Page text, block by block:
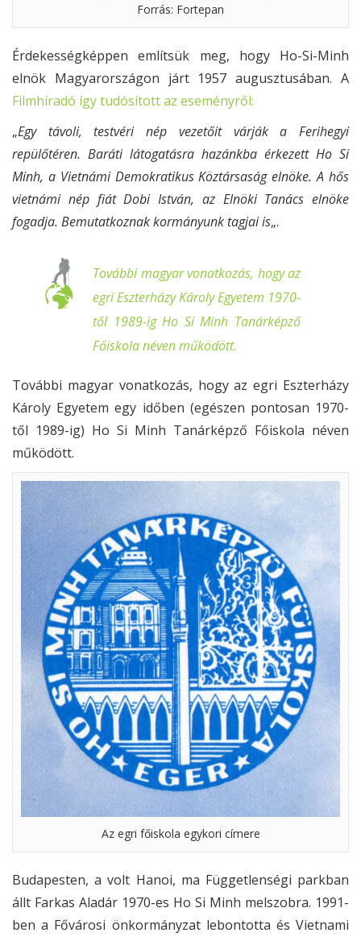
Forrás: Fortepan
Érdekességképpen említsük meg, hogy Ho-Si-Minh
elnök Magyarországon járt 1957 augusztusában. A
Filmhíradó így tudósított az eseményről:
„Egy távoli, testvéri nép vezetőit várják a Ferihegyi
repülőtéren. Baráti látogatásra hazánkba érkezett Ho Si
Minh, a Vietnámi Demokratikus Köztársaság elnöke. A hős
vietnámi nép fiát Dobi István, az Elnöki Tanács elnöke
fogadja. Bemutatkoznak kormányunk tagjai is„.
További magyar vonatkozás, hogy az
egri Eszterházy Károly Egyetem 1970-
től 1989-ig Ho Si Minh Tanárképző
Főiskola néven működött.
További magyar vonatkozás, hogy az egri Eszterházy
Károly Egyetem egy időben (egészen pontosan 1970-
től 1989-ig) Ho Si Minh Tanárképző Főiskola néven
működött.
Az egri főiskola egykori címere
Budapesten, a volt Hanoi, ma Függetlenségi parkban
állt Farkas Aladár 1970-es Ho Si Minh melszobra. 1991-
ben a Fővárosi önkormányzat lebontotta és Vietnami